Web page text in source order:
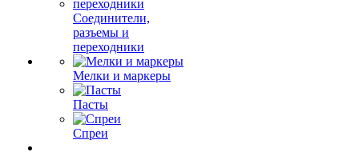
Соединители,
разъемы и
переходники
Мелки и маркеры
Пасты
Спреи